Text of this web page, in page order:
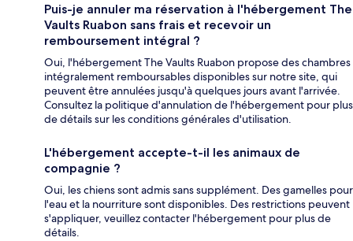
Puis-je annuler ma réservation à l'hébergement The
Vaults Ruabon sans frais et recevoir un
remboursement intégral ?
Oui, l'hébergement The Vaults Ruabon propose des chambres
intégralement remboursables disponibles sur notre site, qui
peuvent être annulées jusqu'à quelques jours avant l'arrivée.
Consultez la politique d'annulation de l'hébergement pour plus
de détails sur les conditions générales d'utilisation.
L'hébergement accepte-t-il les animaux de
compagnie ?
Oui, les chiens sont admis sans supplément. Des gamelles pour
l'eau et la nourriture sont disponibles. Des restrictions peuvent
s'appliquer, veuillez contacter l'hébergement pour plus de
détails.